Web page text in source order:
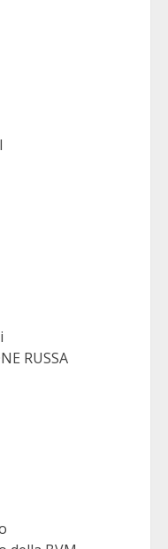
RUSSA